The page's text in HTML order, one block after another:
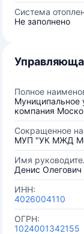
Система
Не заполнено
Полное
Муниципальное
компания
Сокращенное
МУП "УК МЖД
Имя
Денис Олегович
ИНН:
4026004110
ОГРН:
1024001342155